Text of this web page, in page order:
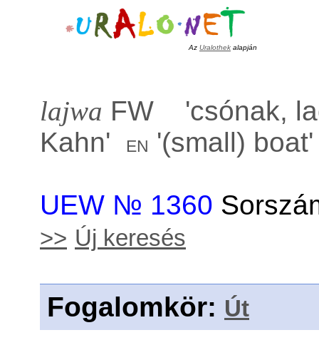
Az Uralothek alapján
lajwa FW 'csónak,
Kahn' en '(small) boat'
UEW № 1360
>> Új keresés
Fogalomkör: Út